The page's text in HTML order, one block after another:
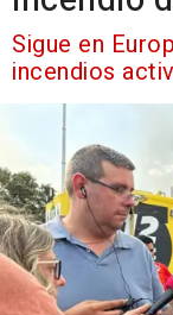
Sigue en
incendios